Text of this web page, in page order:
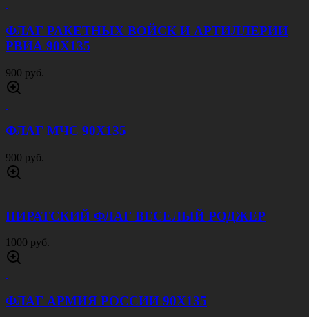
ФЛАГ РАКЕТНЫХ ВОЙСК И АРТИЛЛЕРИИ
РВИА 90Х135
900 руб.
ФЛАГ МЧС 90Х135
900 руб.
ПИРАТСКИЙ ФЛАГ ВЕСЕЛЫЙ РОДЖЕР
1000 руб.
ФЛАГ АРМИЯ РОССИИ 90Х135